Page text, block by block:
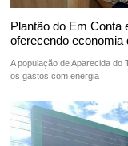
Plantão do Em Conta
oferecendo economia
A população de Aparecida do
os gastos com energia